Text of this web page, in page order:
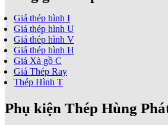
Giá thép hình I
Giá thép hình U
Giá thép hình V
Giá thép hình H
Giá Xà gồ C
Giá Thép Ray
Thép Hình T
Phụ kiện Thép Hùng